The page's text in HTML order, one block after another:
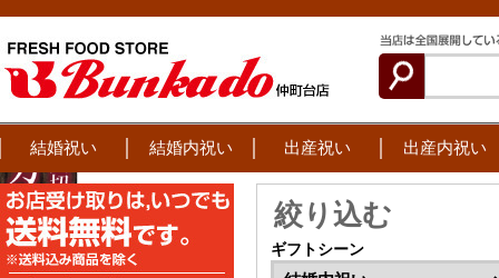
結婚祝い 結婚内祝い 出産祝い 出産内祝い
絞り込む
ギフトシーン